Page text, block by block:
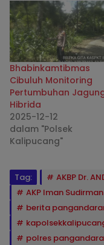
Bhabinkamtibmas
Cibuluh Monitoring
Pertumbuhan
Hibrida
2025-12-12
dalam "Polsek
Kalipucang"
Tag:
AKBP Dr.
AKP Iman Sudirman
berita
polres